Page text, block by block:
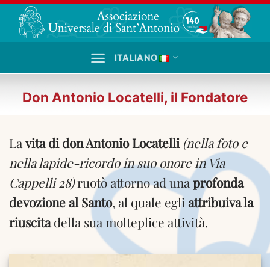
Salta
contenuti
ITALIANO
Don Antonio Locatelli, il Fondatore
La vita di don Antonio Locatelli (nella foto e
nella lapide-ricordo in suo onore in Via
Cappelli 28)ruotò attorno ad unaprofonda
devozione al Santo, al quale egli attribuiva la
riuscitadella sua molteplice attività.